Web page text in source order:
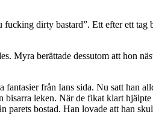
dirty bastard”. Ett efter ett tag
Myra berättade dessutom att hon
från Ians sida. Nu satt han
bisarra leken. När de fikat klart
parets bostad. Han lovade att han